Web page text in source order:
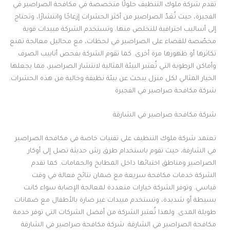
تقدم شركة ملوك التنظيف حلولًا متخصصة في مكافحة الصراصير في
الفجيرة، حيث تُعَدّ الصراصير من أكثر الحشرات إزعاجًا وانتشارًا، وتحتاج
إلى أساليب احترافية للتخلص منها. وتستخدم الشركة مبيدات قوية
مخصّصة للقضاء على الصراصير في لحظات، مع محاليل معالجة تمنع
تكاثرها أو ظهورها مرة أخرى. كما تقوم الشركة بفحص أنابيب الصرف
وأماكن الرطوبة التي تُعتبر البيئة المثالية لانتشار الصراصير، مما يجعلها
الخيار المثالي لكل منزل يبحث عن بيئة نظيفة وخالية من هذه الحشرات.
شركة مكافحة صراصير في الفجيرة
شركة مكافحة صراصير في الشارقة
تعتمد شركة ملوك التنظيف على تقنيات خاصة في مكافحة الصراصير
في الشارقة، حيث تقوم باستخدام طرق رش حديثة تصل إلى أوكار
الصراصير ومناطق اختبائها داخل المطابخ والحمامات. كما تقدم
الشركة خدمات مكافحة سريعة مع ضمان نتائج فعالة في وقت
قياسي. وتوفر الشركة خيارات متعددة لمعالجة الإصابة سواء كانت
بسيطة أو شديدة، وتستخدم مبيدات غير ضارة بالأطفال مع ضمانات
طويلة المدى. ولهذا تُعتبر الشركة من أفضل الشركات التي توفر خدمة
مكافحة الصراصير في الشارقة. شركة مكافحة صراصير في الشارقة